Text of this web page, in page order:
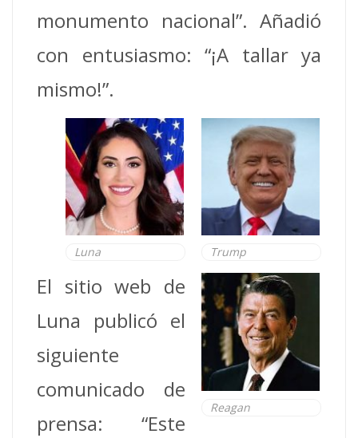
monumento nacional”. Añadió
con entusiasmo: “¡A tallar ya
mismo!”.
Trump
Luna
Reagan
El sitio web de
Luna publicó el
siguiente
comunicado de
prensa: “Este